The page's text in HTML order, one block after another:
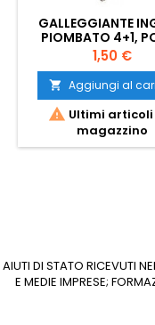
GALLEGGIANTE
PIOMBATO 4+1,
STARLIGHT 4.5
Prezzo
1,50 €
 Aggiungi al
 Ultimi articoli
magazzino
AIUTI DI STATO RICEVUTI
E MEDIE IMPRESE;